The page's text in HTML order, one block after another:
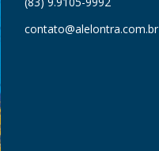
contato@alelontra.com.br